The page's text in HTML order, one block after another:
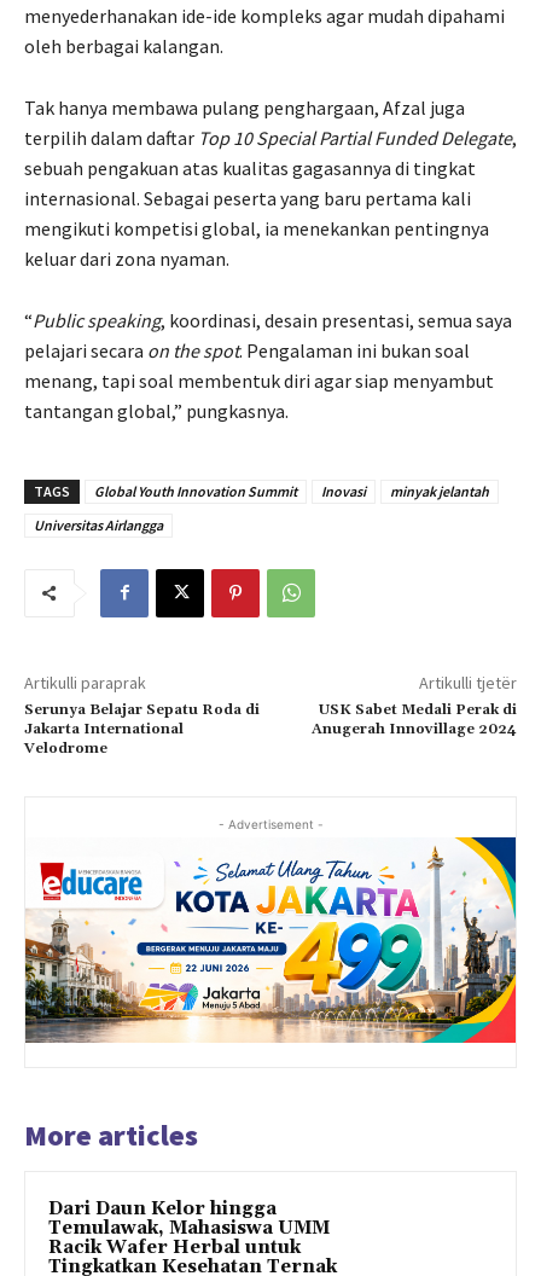
menyederhanakan ide-ide kompleks agar mudah dipahami
oleh berbagai kalangan.
Tak hanya membawa pulang penghargaan, Afzal juga
terpilih dalam daftar Top 10 Special Partial Funded Delegate,
sebuah pengakuan atas kualitas gagasannya di tingkat
internasional. Sebagai peserta yang baru pertama kali
mengikuti kompetisi global, ia menekankan pentingnya
keluar dari zona nyaman.
“Public speaking, koordinasi, desain presentasi, semua saya
pelajari secara on the spot. Pengalaman ini bukan soal
menang, tapi soal membentuk diri agar siap menyambut
tantangan global,” pungkasnya.
TAGS Global Youth Innovation Summit Inovasi
minyak jelantah
Universitas Airlangga
Artikulli paraprak
Serunya Belajar Sepatu Roda di
Jakarta International
Velodrome
Artikulli tjetër
USK Sabet Medali Perak di
Anugerah Innovillage 2024
- Advertisement -
More articles
Dari Daun Kelor hingga
Temulawak, Mahasiswa UMM
Racik Wafer Herbal untuk
Tingkatkan Kesehatan Ternak